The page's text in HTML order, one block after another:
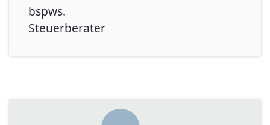
bspws.
Steuerberater